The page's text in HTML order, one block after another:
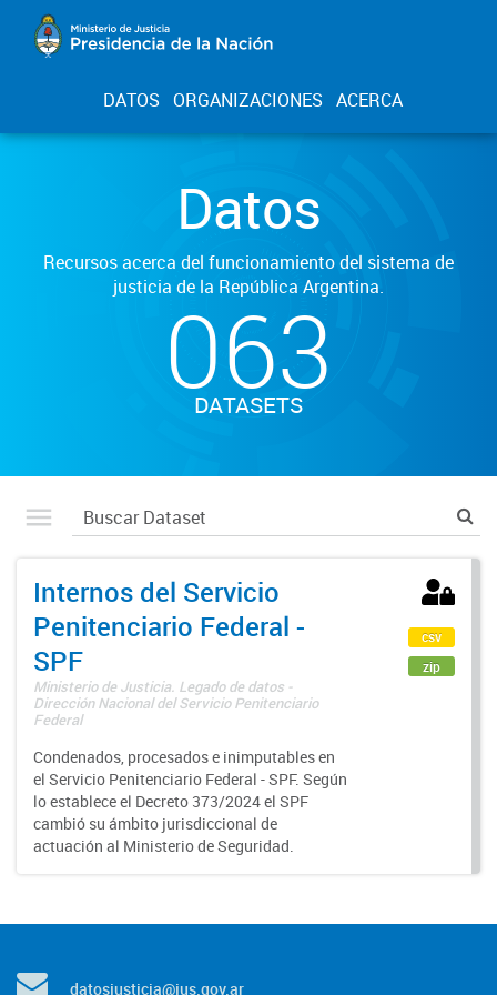
DATOS ORGANIZACIONES ACERCA
Datos
Recursos acerca del funcionamiento del sistema de
justicia de la República Argentina.
063
DATASETS
Internos del Servicio
Penitenciario Federal -
SPF
Ministerio de Justicia. Legado de datos -
Dirección Nacional del Servicio Penitenciario
Federal
Condenados, procesados e inimputables en
el Servicio Penitenciario Federal - SPF. Según
lo establece el Decreto 373/2024 el SPF
cambió su ámbito jurisdiccional de
actuación al Ministerio de Seguridad.
csv
zip
datosjusticia@jus.gov.ar